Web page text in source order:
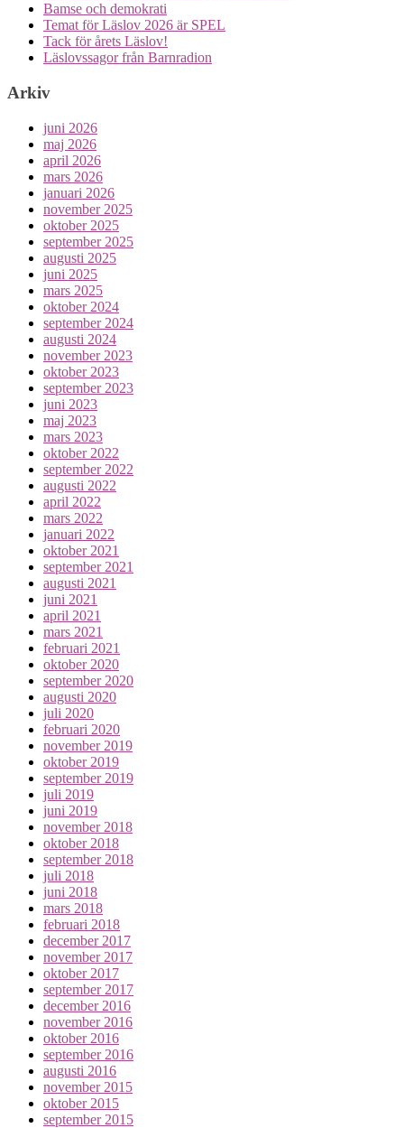
Bamse och demokrati
Temat för Läslov 2026 är SPEL
Tack för årets Läslov!
Läslovssagor från Barnradion
Arkiv
juni 2026
maj 2026
april 2026
mars 2026
januari 2026
november 2025
oktober 2025
september 2025
augusti 2025
juni 2025
mars 2025
oktober 2024
september 2024
augusti 2024
november 2023
oktober 2023
september 2023
juni 2023
maj 2023
mars 2023
oktober 2022
september 2022
augusti 2022
april 2022
mars 2022
januari 2022
oktober 2021
september 2021
augusti 2021
juni 2021
april 2021
mars 2021
februari 2021
oktober 2020
september 2020
augusti 2020
juli 2020
februari 2020
november 2019
oktober 2019
september 2019
juli 2019
juni 2019
november 2018
oktober 2018
september 2018
juli 2018
juni 2018
mars 2018
februari 2018
december 2017
november 2017
oktober 2017
september 2017
december 2016
november 2016
oktober 2016
september 2016
augusti 2016
november 2015
oktober 2015
september 2015